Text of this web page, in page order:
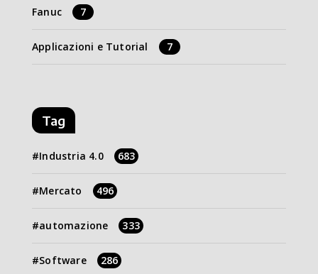
Fanuc 7
Applicazioni e Tutorial 7
Tag
Industria 4.0 683
Mercato 496
automazione 333
Software 286